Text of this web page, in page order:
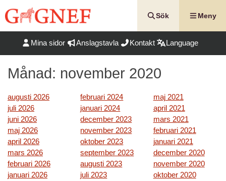
till
Sök Meny
Mina sidor Anslagstavla Kontakt Language
Månad: november 2020
augusti 2026
juli 2026
juni 2026
maj 2026
april 2026
mars 2026
februari 2026
januari 2026
februari 2024
januari 2024
december 2023
november 2023
oktober 2023
september 2023
augusti 2023
juli 2023
maj 2021
april 2021
mars 2021
februari 2021
januari 2021
december 2020
november 2020
oktober 2020